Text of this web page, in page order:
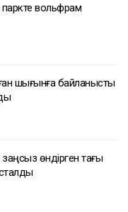
паркте вольфрам
шығынға байланысты
өндірген тағы